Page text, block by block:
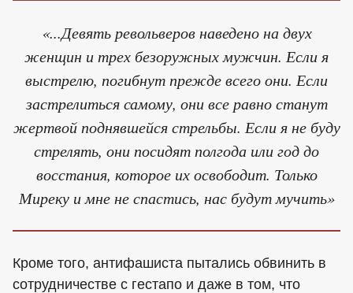
«...Девять револьверов наведено на двух
женщин и трех безоружных мужчин. Если я
выстрелю, погибнут прежде всего они. Если
застрелиться самому, они все равно станут
жертвой поднявшейся стрельбы. Если я не буду
стрелять, они посидят полгода или год до
восстания, которое их освободит. Только
Миреку и мне не спастись, нас будут мучить»
Кроме того, антифашиста пытались обвинить в
сотрудничестве с гестапо и даже в том, что